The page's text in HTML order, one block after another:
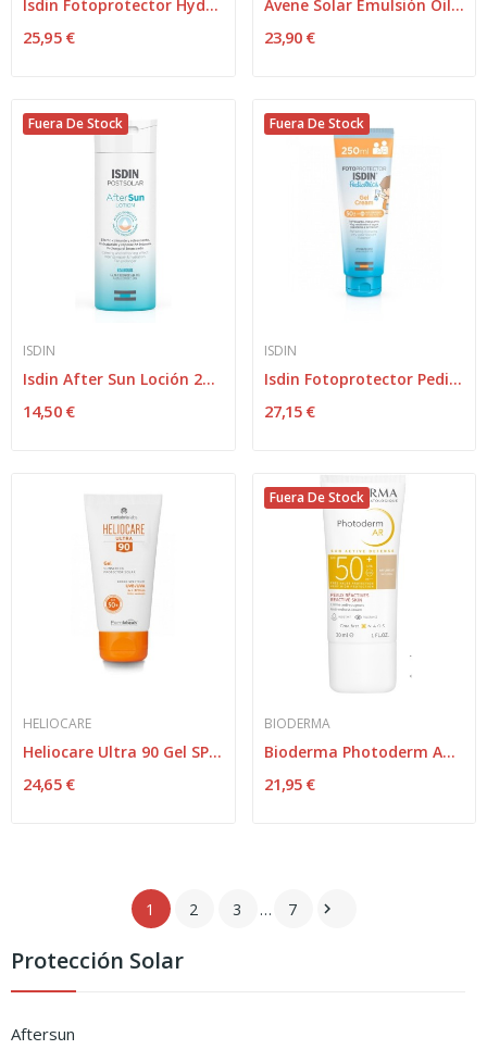
Protección Solar
Aftersun
Isdin Fotoprotector Hydro Oil SPF30 200ml
25,95 €
Avene Solar Emulsión Oil Free SPF-50+ 50ml
23,90 €
Fuera De Stock
ISDIN
Isdin After Sun Loción 200ml
14,50 €
Fuera De Stock
ISDIN
Isdin Fotoprotector Pediatrics Gel-Crema...
27,15 €
HELIOCARE
Heliocare Ultra 90 Gel SPF-50 50 ml
24,65 €
Fuera De Stock
BIODERMA
Bioderma Photoderm AR Teintée SPF-50+ 30ml
21,95 €
1 2 3 … 7 